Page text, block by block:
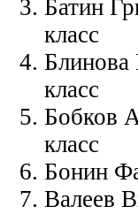
Батин
класс
Блинова
класс
Бобков
класс
Бонин
Валеев